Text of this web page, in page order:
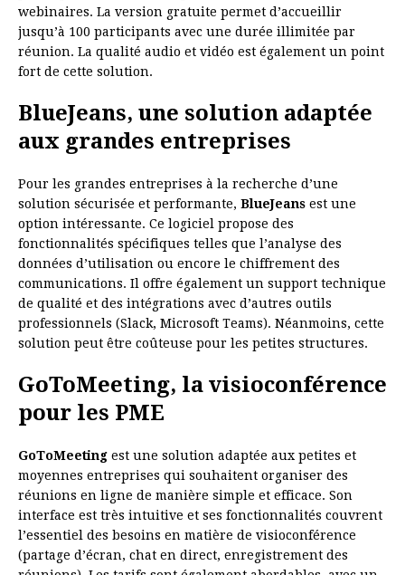
webinaires. La version gratuite permet d’accueillir
jusqu’à 100 participants avec une durée illimitée par
réunion. La qualité audio et vidéo est également un point
fort de cette solution.
BlueJeans, une solution adaptée
aux grandes entreprises
Pour les grandes entreprises à la recherche d’une
solution sécurisée et performante, BlueJeans est une
option intéressante. Ce logiciel propose des
fonctionnalités spécifiques telles que l’analyse des
données d’utilisation ou encore le chiffrement des
communications. Il offre également un support technique
de qualité et des intégrations avec d’autres outils
professionnels (Slack, Microsoft Teams). Néanmoins, cette
solution peut être coûteuse pour les petites structures.
GoToMeeting, la visioconférence
pour les PME
GoToMeeting est une solution adaptée aux petites et
moyennes entreprises qui souhaitent organiser des
réunions en ligne de manière simple et efficace. Son
interface est très intuitive et ses fonctionnalités couvrent
l’essentiel des besoins en matière de visioconférence
(partage d’écran, chat en direct, enregistrement des